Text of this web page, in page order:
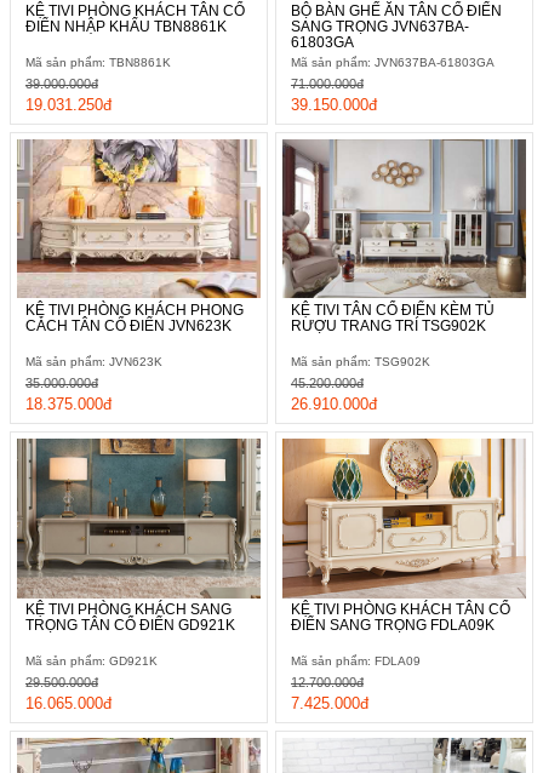
KỆ TIVI PHÒNG KHÁCH TÂN CỔ
ĐIỂN NHẬP KHẨU TBN8861K
Mã sản phẩm: TBN8861K
19.031.250đ
39.000.000đ
BỘ BÀN GHẾ ĂN TÂN CỔ ĐIỂN
SANG TRỌNG JVN637BA-
61803GA
Mã sản phẩm: JVN637BA-61803GA
39.150.000đ
71.000.000đ
KỆ TIVI PHÒNG KHÁCH PHONG
CÁCH TÂN CỔ ĐIỂN JVN623K
Mã sản phẩm: JVN623K
18.375.000đ
35.000.000đ
KỆ TIVI TÂN CỔ ĐIỂN KÈM TỦ
RƯỢU TRANG TRÍ TSG902K
Mã sản phẩm: TSG902K
26.910.000đ
45.200.000đ
KỆ TIVI PHÒNG KHÁCH SANG
TRỌNG TÂN CỔ ĐIỂN GD921K
Mã sản phẩm: GD921K
16.065.000đ
29.500.000đ
KỆ TIVI PHÒNG KHÁCH TÂN CỔ
ĐIỂN SANG TRỌNG FDLA09K
Mã sản phẩm: FDLA09
7.425.000đ
12.700.000đ